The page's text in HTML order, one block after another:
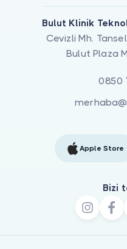
Bulut Klinik
Cevizli Mh.
Bulut Plaza
0850
Apple Store
Bizi